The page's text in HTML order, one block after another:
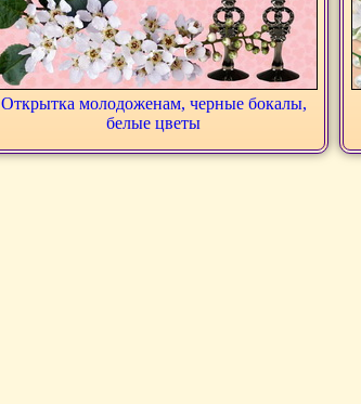
Открытка молодоженам, черные бокалы,
белые цветы